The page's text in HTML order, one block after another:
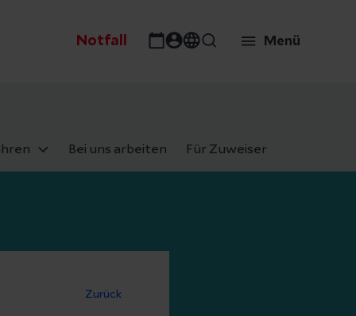
Notfall Menü
Bei uns arbeiten Für Zuweiser
Zurück